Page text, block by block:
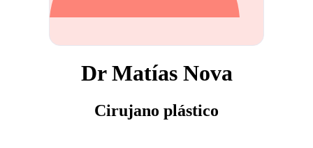
Dr Matías Nova
Cirujano plástico